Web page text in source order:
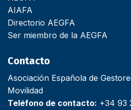
AIAFA
Directorio AEGFA
Ser miembro de la AEGFA
Contacto
Asociación Española de
Movilidad
Teléfono de contacto: +34 93